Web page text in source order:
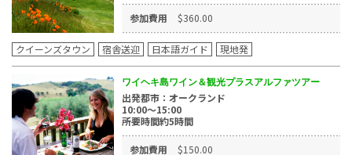
参加費用 $360.00
クイーンズタウン 宿舎送迎 日本語ガイド 現地発
ワイヘキ島ワイン＆観光プラスアルファツアー
出発都市：オークランド
10:00～15:00
所要時間約5時間
参加費用 $150.00